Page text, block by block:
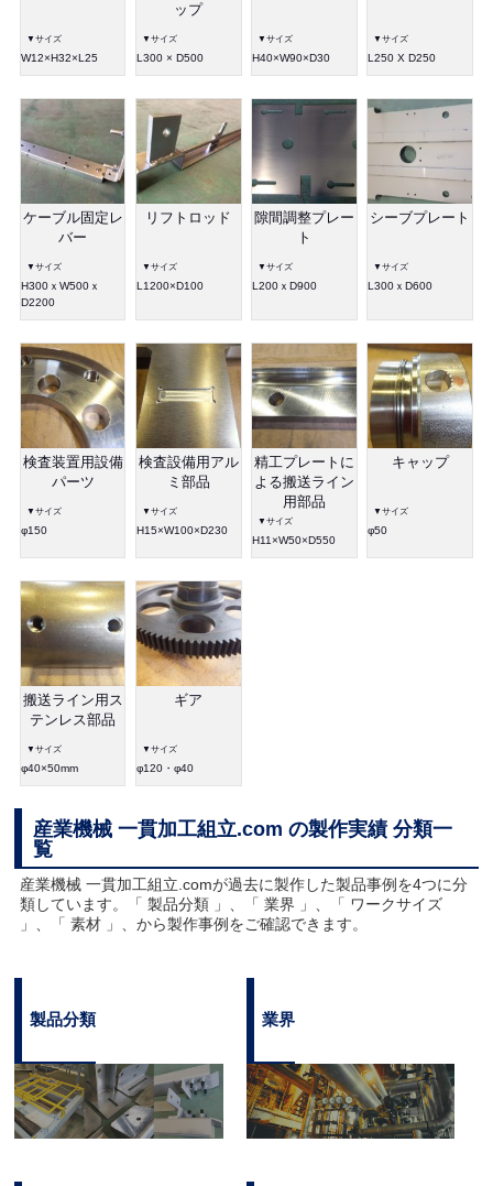
▼サイズ
W12×H32×L25
ップ
▼サイズ
L300 × D500
▼サイズ
H40×W90×D30
▼サイズ
L250 X D250
ケーブル固定レ
バー
▼サイズ
H300ｘW500ｘ
D2200
リフトロッド
▼サイズ
L1200×D100
隙間調整プレー
ト
▼サイズ
L200ｘD900
シーブプレート
▼サイズ
L300ｘD600
検査装置用設備
パーツ
▼サイズ
φ150
検査設備用アル
ミ部品
▼サイズ
H15×W100×D230
精工プレートに
よる搬送ライン
用部品
▼サイズ
H11×W50×D550
キャップ
▼サイズ
φ50
搬送ライン用ス
テンレス部品
▼サイズ
φ40×50mm
ギア
▼サイズ
φ120・φ40
産業機械 一貫加工組立.com の製作実績 分類一
覧
産業機械 一貫加工組立.comが過去に製作した製品事例を4つに分
類しています。「 製品分類 」、「 業界 」、「 ワークサイズ
」、「 素材 」、から製作事例をご確認できます。
製品分類 業界